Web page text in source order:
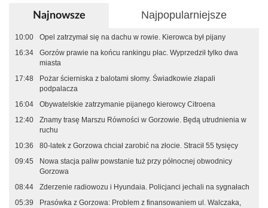
Najnowsze Najpopularniejsze
10:00
Opel zatrzymał się na dachu w rowie. Kierowca był pijany
16:34
Gorzów prawie na końcu rankingu płac. Wyprzedził tylko dwa
miasta
17:48
Pożar ścierniska z balotami słomy. Świadkowie złapali
podpalacza
16:04
Obywatelskie zatrzymanie pijanego kierowcy Citroena
12:40
Znamy trasę Marszu Równości w Gorzowie. Będą utrudnienia w
ruchu
10:36
80-latek z Gorzowa chciał zarobić na złocie. Stracił 55 tysięcy
09:45
Nowa stacja paliw powstanie tuż przy północnej obwodnicy
Gorzowa
08:44
Zderzenie radiowozu i Hyundaia. Policjanci jechali na sygnałach
05:39
Prasówka z Gorzowa: Problem z finansowaniem ul. Walczaka,